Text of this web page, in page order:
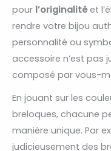
pour l’originalitéet
rendre votre bijou
personnalité ou
accessoire n’est pas
composé par vous-
En jouant sur les
breloques, chacune
manière unique. Par
judicieusement des